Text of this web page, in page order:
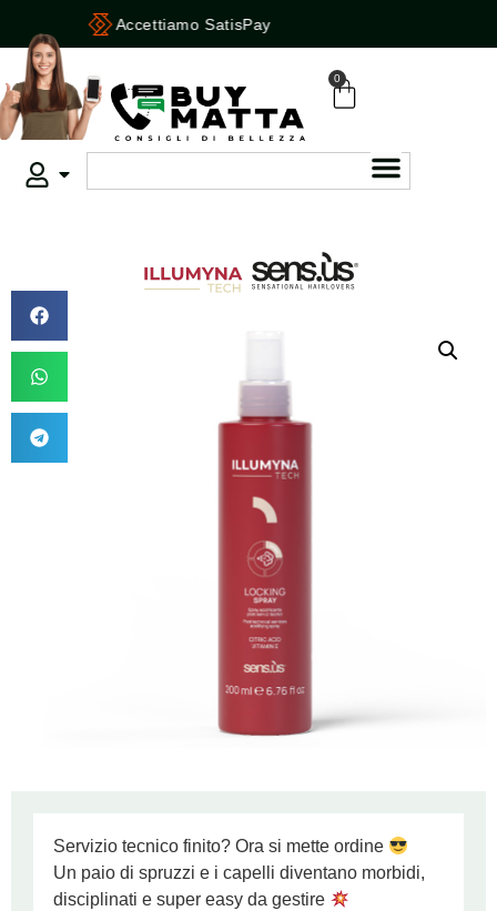
Accettiamo SatisPay
0
Servizio tecnico finito? Ora si mette ordine
Un paio di spruzzi e i capelli diventano morbidi,
disciplinati e super easy da gestire